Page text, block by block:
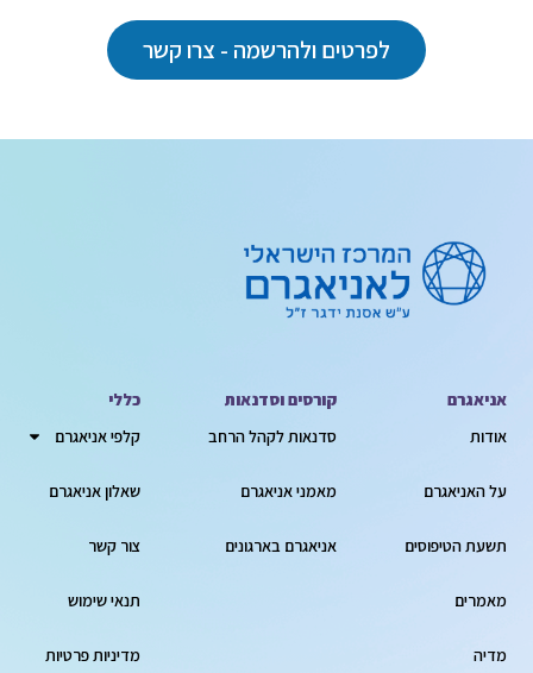
לפרטים ולהרשמה - צרו קשר
אניאגרם
אודות
על האניאגרם
תשעת הטיפוסים
מאמרים
מדיה
קורסים וסדנאות
סדנאות לקהל הרחב
מאמני אניאגרם
אניאגרם בארגונים
כללי
קלפי אניאגרם
שאלון אניאגרם
צור קשר
תנאי שימוש
מדיניות פרטיות